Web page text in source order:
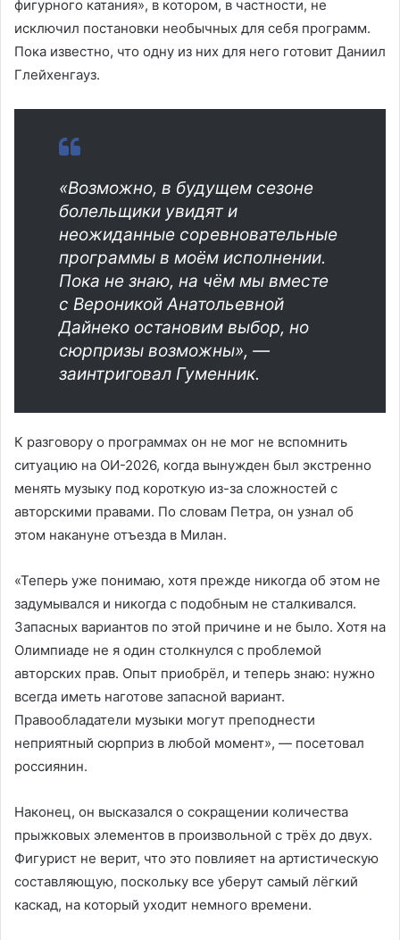
фигурного катания», в котором, в частности, не
исключил постановки необычных для себя программ.
Пока известно, что одну из них для него готовит Даниил
Глейхенгауз.
«Возможно, в будущем сезоне
болельщики увидят и
неожиданные соревновательные
программы в моём исполнении.
Пока не знаю, на чём мы вместе
с Вероникой Анатольевной
Дайнеко остановим выбор, но
сюрпризы возможны», —
заинтриговал Гуменник.
К разговору о программах он не мог не вспомнить
ситуацию на ОИ-2026, когда вынужден был экстренно
менять музыку под короткую из-за сложностей с
авторскими правами. По словам Петра, он узнал об
этом накануне отъезда в Милан.
«Теперь уже понимаю, хотя прежде никогда об этом не
задумывался и никогда с подобным не сталкивался.
Запасных вариантов по этой причине и не было. Хотя на
Олимпиаде не я один столкнулся с проблемой
авторских прав. Опыт приобрёл, и теперь знаю: нужно
всегда иметь наготове запасной вариант.
Правообладатели музыки могут преподнести
неприятный сюрприз в любой момент», — посетовал
россиянин.
Наконец, он высказался о сокращении количества
прыжковых элементов в произвольной с трёх до двух.
Фигурист не верит, что это повлияет на артистическую
составляющую, поскольку все уберут самый лёгкий
каскад, на который уходит немного времени.